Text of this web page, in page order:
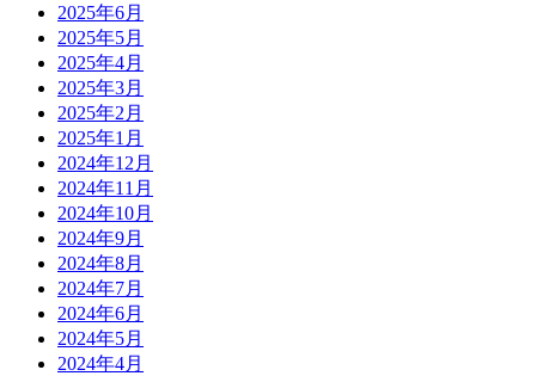
2025年6月
2025年5月
2025年4月
2025年3月
2025年2月
2025年1月
2024年12月
2024年11月
2024年10月
2024年9月
2024年8月
2024年7月
2024年6月
2024年5月
2024年4月